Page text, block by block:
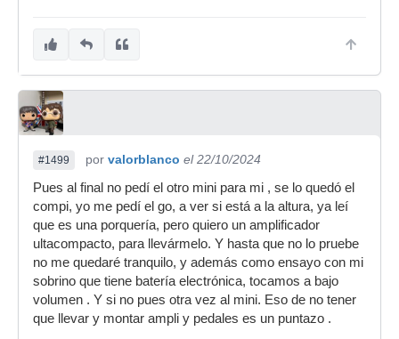
#1499 por valorblanco el 22/10/2024
Pues al final no pedí el otro mini para mi , se lo quedó el
compi, yo me pedí el go, a ver si está a la altura, ya leí
que es una porquería, pero quiero un amplificador
ultacompacto, para llevármelo. Y hasta que no lo pruebe
no me quedaré tranquilo, y además como ensayo con mi
sobrino que tiene batería electrónica, tocamos a bajo
volumen . Y si no pues otra vez al mini. Eso de no tener
que llevar y montar ampli y pedales es un puntazo .